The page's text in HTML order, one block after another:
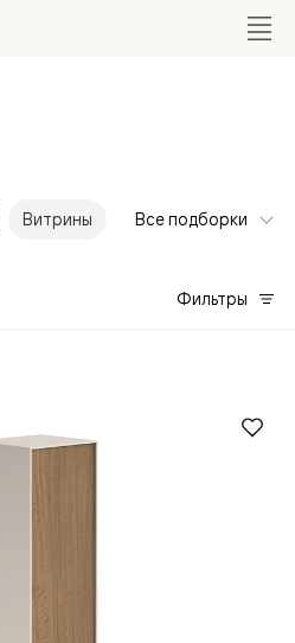
Витрины Все подборки
Фильтры